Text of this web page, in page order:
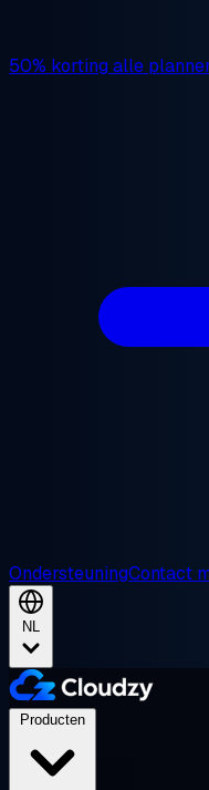
50% korting alle
OndersteuningContact
NL